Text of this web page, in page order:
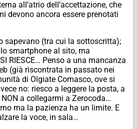
all’atrio dell’accettazione, che
devono ancora essere prenotati
sapevano (tra cui la sottoscritta);
smartphone al sito, ma
RIESCE… Penso a una mancanza
(già riscontrata in passato nei
di Olgiate Comasco, ove si
no: riesco a leggere la posta, a
a collegarmi a Zerocoda…
ma la pazienza ha un limite. E
la voce, in sala…